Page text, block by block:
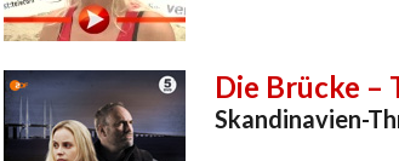
Die Brücke –
Skandinavien-